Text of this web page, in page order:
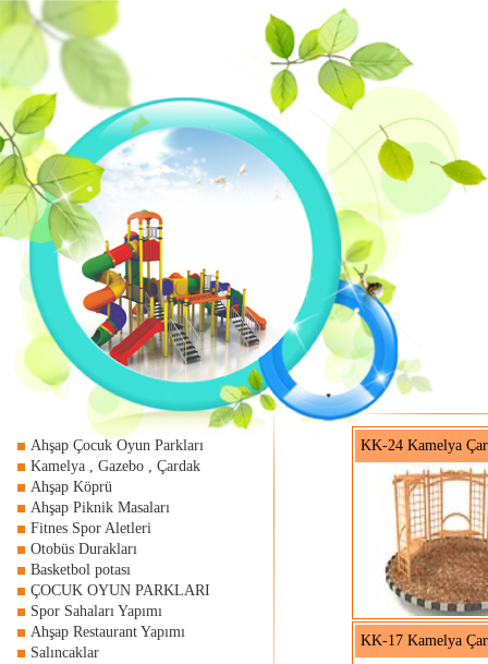
Ahşap Çocuk Oyun Parkları
Kamelya , Gazebo , Çardak
Ahşap Köprü
Ahşap Piknik Masaları
Fitnes Spor Aletleri
Otobüs Durakları
Basketbol potası
ÇOCUK OYUN PARKLARI
Spor Sahaları Yapımı
Ahşap Restaurant Yapımı
Salıncaklar
KK-24 Kamelya
KK-17 Kamelya